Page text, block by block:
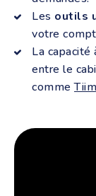
Les outils
votre
La
entre le
comme